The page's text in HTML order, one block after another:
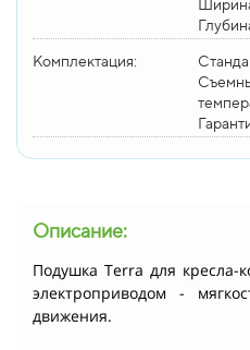
Комплектация:
Описание:
Подушка Terra для кресла-
электроприводом -
движения.